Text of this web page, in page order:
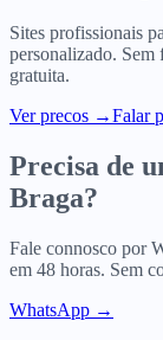
Sites profissionais
personalizado. Sem
gratuita.
Ver precos →Falar
Precisa de
Braga?
Fale connosco por
em 48 horas. Sem
WhatsApp →